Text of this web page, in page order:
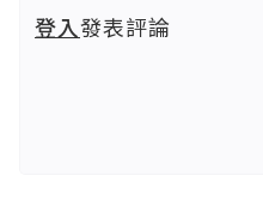
登入發表評論